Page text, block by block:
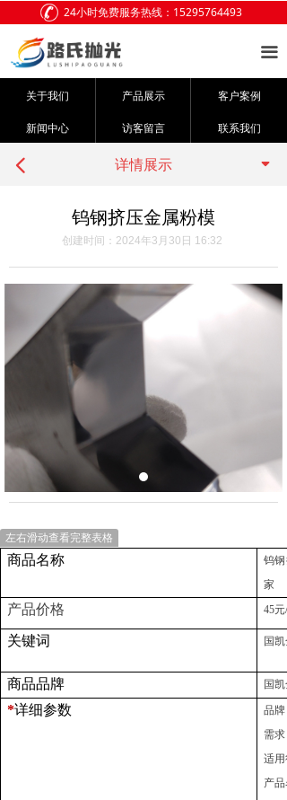
끀
网站首页
关于我们
产品展示
客户案例
联系我们
24小时免费服务热线：15295764493
关于我们 产品展示 客户案例
新闻中心 访客留言 联系我们
钨钢挤压金属粉模
创建时间： 2024年3月30日 16:32
详情展示
넳 끙
左右滑动查看完整表格
商品名称
钨钢
家
产品价格 45元/
关键词 国凯
商品品牌 国凯
*详细参数
品牌
需求
适
产